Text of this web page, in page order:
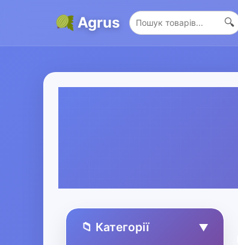
Agrus 🔍
📁 Категорії ▲